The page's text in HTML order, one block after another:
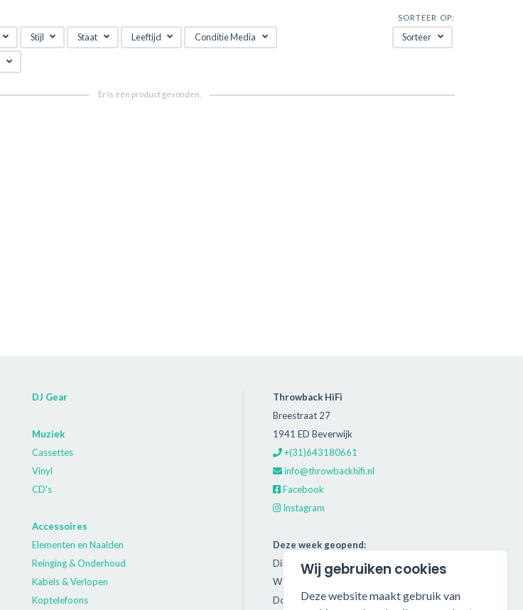
Stijl Staat Leeftijd Conditie Media
SORTEER OP:
Sorteer
DJ Gear
Muziek
Cassettes
Vinyl
CD's
Accessoires
Elementen en Naalden
Reinging & Onderhoud
Kabels & Verlopen
Koptelefoons
Throwback HiFi
Breestraat 27
1941 ED Beverwijk
+(31)643180661
info@throwbackhifi.nl
Facebook
Instagram
Deze week geopend:
Dinsdag: 11:00 - 18:00
Woensdag: 11:00 - 18:00
Donderdag: 11:00 - 21:00
Wij gebruiken cookies
Deze website maakt gebruik van